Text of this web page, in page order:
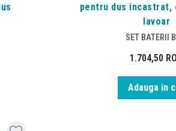
pentru dus incastrat,
lavoar
SET BATERII
1.704,50
Adauga in